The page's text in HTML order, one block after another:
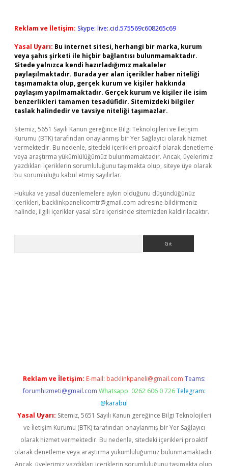
Reklam ve İletişim: Skype: live:.cid.575569c608265c69
Yasal Uyarı: Bu internet sitesi, herhangi bir marka, kurum
veya şahıs şirketi ile hiçbir bağlantısı bulunmamaktadır.
Sitede yalnızca kendi hazırladığımız makaleler
paylaşılmaktadır. Burada yer alan içerikler haber niteliği
taşımamakta olup, gerçek kurum ve kişiler hakkında
paylaşım yapılmamaktadır. Gerçek kurum ve kişiler ile isim
benzerlikleri tamamen tesadüfidir. Sitemizdeki bilgiler
taslak halindedir ve tavsiye niteliği taşımazlar.
Sitemiz, 5651 Sayılı Kanun gereğince Bilgi Teknolojileri ve İletişim
Kurumu (BTK) tarafından onaylanmış bir Yer Sağlayıcı olarak hizmet
vermektedir. Bu nedenle, sitedeki içerikleri proaktif olarak denetleme
veya araştırma yükümlülüğümüz bulunmamaktadır. Ancak, üyelerimiz
yazdıkları içeriklerin sorumluluğunu taşımakta olup, siteye üye olarak
bu sorumluluğu kabul etmiş sayılırlar.
Hukuka ve yasal düzenlemelere aykırı olduğunu düşündüğünüz
içerikleri, backlinkpanelicomtr@gmail.com adresine bildirmeniz
halinde, ilgili içerikler yasal süre içerisinde sitemizden kaldırılacaktır.
Reklam ve İletişim: E-mail: backlinkpaneli@gmail.com Teams:
forumhizmeti@gmail.com Whatsapp: 0262 606 0 726 Telegram:
@karabul
Yasal Uyarı: Sitemiz, 5651 Sayılı Kanun gereğince Bilgi Teknolojileri
ve İletişim Kurumu (BTK) tarafından onaylanmış bir Yer Sağlayıcı
olarak hizmet vermektedir. Bu nedenle, sitedeki içerikleri proaktif
olarak denetleme veya araştırma yükümlülüğümüz bulunmamaktadır.
Ancak, üyelerimiz yazdıkları içeriklerin sorumluluğunu taşımakta olup,